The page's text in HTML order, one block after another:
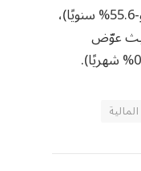
كما انخفضت قيمة قروض الرهن العقاري للشهر الرابع على التوالي إلى 4.5 مليار ريال (-19.5% شهريًا و-55.6% سنويًا)،
حيث عوّض